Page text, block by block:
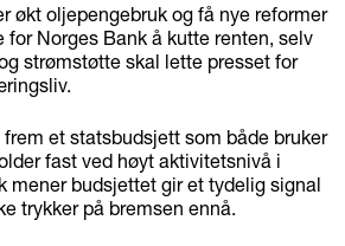
økt oljepengebruk og få nye reformer
for Norges Bank å kutte renten, selv
strømstøtte skal lette presset for
et statsbudsjett som både bruker
fast ved høyt aktivitetsnivå i
mener budsjettet gir et tydelig signal
trykker på bremsen ennå.